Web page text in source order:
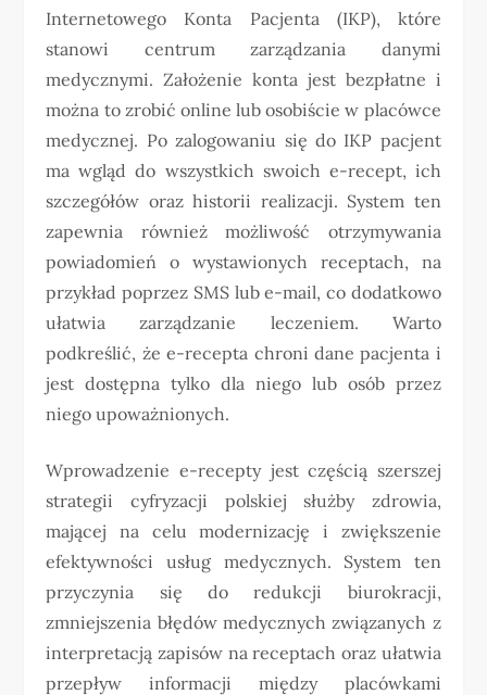
Internetowego Konta Pacjenta (IKP), które
stanowi centrum zarządzania danymi
medycznymi. Założenie konta jest bezpłatne i
można to zrobić online lub osobiście w placówce
medycznej. Po zalogowaniu się do IKP pacjent
ma wgląd do wszystkich swoich e-recept, ich
szczegółów oraz historii realizacji. System ten
zapewnia również możliwość otrzymywania
powiadomień o wystawionych receptach, na
przykład poprzez SMS lub e-mail, co dodatkowo
ułatwia zarządzanie leczeniem. Warto
podkreślić, że e-recepta chroni dane pacjenta i
jest dostępna tylko dla niego lub osób przez
niego upoważnionych.
Wprowadzenie e-recepty jest częścią szerszej
strategii cyfryzacji polskiej służby zdrowia,
mającej na celu modernizację i zwiększenie
efektywności usług medycznych. System ten
przyczynia się do redukcji biurokracji,
zmniejszenia błędów medycznych związanych z
interpretacją zapisów na receptach oraz ułatwia
przepływ informacji między placówkami